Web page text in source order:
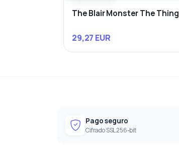
The Blair Monster The Thing
29,27 EUR
Pago seguro
Cifrado SSL 256-bit